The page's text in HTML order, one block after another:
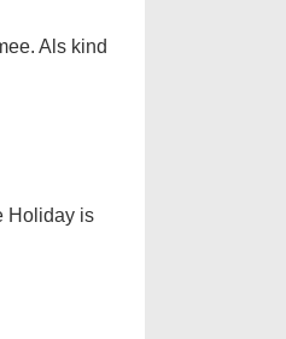
Als kind
Holiday is